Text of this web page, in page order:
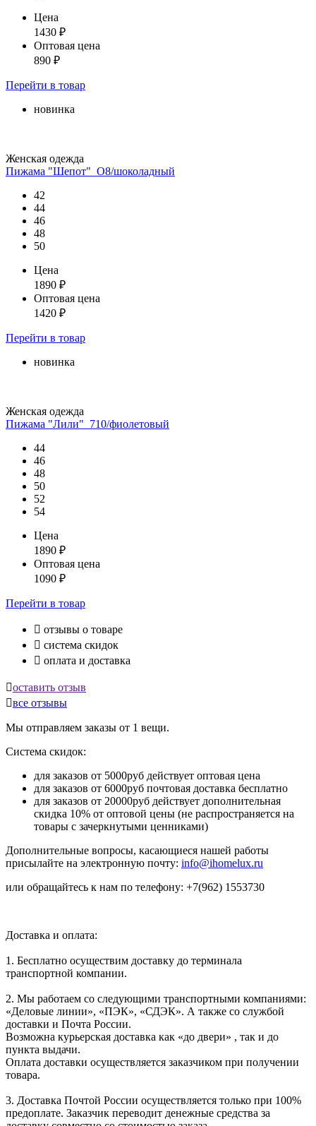
Цена
1430 ₽
Оптовая цена
890 ₽
Перейти в товар
новинка
Женская одежда
Пижама "Шепот"_О8/шоколадный
42
44
46
48
50
Цена
1890 ₽
Оптовая цена
1420 ₽
Перейти в товар
новинка
Женская одежда
Пижама "Лили"_710/фиолетовый
44
46
48
50
52
54
Цена
1890 ₽
Оптовая цена
1090 ₽
Перейти в товар
 отзывы о товаре
 система скидок
 оплата и доставка
оставить отзыв
все отзывы
Мы отправляем заказы от 1 вещи.
Система скидок:
для заказов от 5000руб действует оптовая цена
для заказов от 6000руб почтовая доставка бесплатно
для заказов от 20000руб действует дополнительная
скидка 10% от оптовой цены (не распространяется на
товары с зачеркнутыми ценниками)
Дополнительные вопросы, касающиеся нашей работы
присылайте на электронную почту: info@ihomelux.ru
или обращайтесь к нам по телефону: +7(962) 1553730
Доставка и оплата:
1. Бесплатно осуществим доставку до терминала
транспортной компании.
2. Мы работаем со следующими транспортными компаниями:
«Деловые линии», «ПЭК», «СДЭК». А также со службой
доставки и Почта России.
Возможна курьерская доставка как «до двери» , так и до
пункта выдачи.
Оплата доставки осуществляется заказчиком при получении
товара.
3. Доставка Почтой России осуществляется только при 100%
предоплате. Заказчик переводит денежные средства за